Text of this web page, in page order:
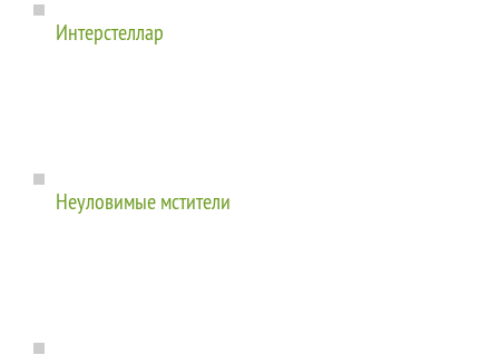
Интерстеллар
Неуловимые мстители